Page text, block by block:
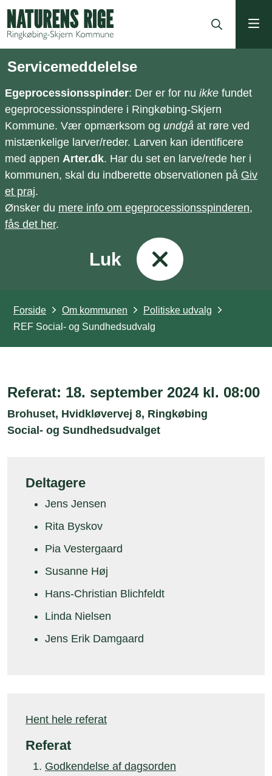
Servicemeddelelse
Egeprocessionsspinder: Der er for nu ikke fundet
egeprocessionsspindere i Ringkøbing-Skjern
Kommune. Vær opmærksom og undgå at røre ved
mistænkelige larver/reder. Larven kan identificere
med appen Arter.dk. Har du set en larve/rede her i
kommunen, skal du indberette observationen på Giv
et praj.
Ønsker du mere info om egeprocessionsspinderen,
fås det her.
Luk
Forside Om kommunen
Politiske udvalg
REF Social- og Sundhedsudvalg
Referat: 18. september 2024 kl. 08:00
Brohuset, Hvidkløvervej 8, Ringkøbing
Social- og Sundhedsudvalget
Deltagere
Jens Jensen
Rita Byskov
Pia Vestergaard
Susanne Høj
Hans-Christian Blichfeldt
Linda Nielsen
Jens Erik Damgaard
Hent hele referat
Referat
Godkendelse af dagsorden